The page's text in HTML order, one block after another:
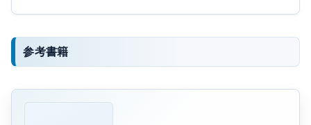
参考書籍